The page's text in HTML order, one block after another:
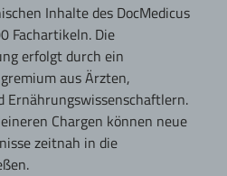
Inhalte des DocMedicus
Fachartikeln. Die
erfolgt durch ein
aus Ärzten,
Ernährungswissenschaftlern.
Chargen können neue
zeitnah in die